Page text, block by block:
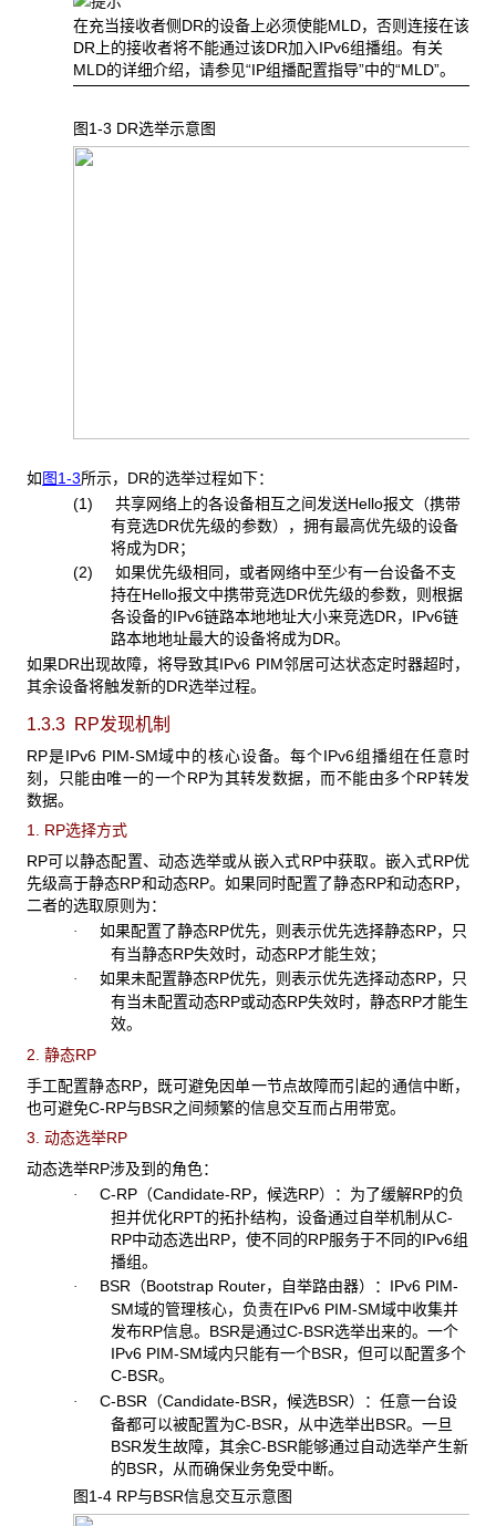
在充当接收者侧DR的设备上必须使能MLD，否则连接在该
DR上的接收者将不能通过该DR加入IPv6组播组。有关
MLD的详细介绍，请参见“IP组播配置指导”中的“MLD”。
图1-3 DR选举示意图
如图1-3所示，DR的选举过程如下：
(1) 共享网络上的各设备相互之间发送Hello报文（携带
有竞选DR优先级的参数），拥有最高优先级的设备
将成为DR；
(2) 如果优先级相同，或者网络中至少有一台设备不支
持在Hello报文中携带竞选DR优先级的参数，则根据
各设备的IPv6链路本地地址大小来竞选DR，IPv6链
路本地地址最大的设备将成为DR。
如果DR出现故障，将导致其IPv6 PIM邻居可达状态定时器超时，
其余设备将触发新的DR选举过程。
1.3.3 RP发现机制
RP是IPv6 PIM-SM域中的核心设备。每个IPv6组播组在任意时
刻，只能由唯一的一个RP为其转发数据，而不能由多个RP转发
数据。
1. RP选择方式
RP可以静态配置、动态选举或从嵌入式RP中获取。嵌入式RP优
先级高于静态RP和动态RP。如果同时配置了静态RP和动态RP，
二者的选取原则为：
· 如果配置了静态RP优先，则表示优先选择静态RP，只
有当静态RP失效时，动态RP才能生效；
· 如果未配置静态RP优先，则表示优先选择动态RP，只
有当未配置动态RP或动态RP失效时，静态RP才能生
效。
2. 静态RP
手工配置静态RP，既可避免因单一节点故障而引起的通信中断，
也可避免C-RP与BSR之间频繁的信息交互而占用带宽。
3. 动态选举RP
动态选举RP涉及到的角色：
· C-RP（Candidate-RP，候选RP）：为了缓解RP的负
担并优化RPT的拓扑结构，设备通过自举机制从C-
RP中动态选出RP，使不同的RP服务于不同的IPv6组
播组。
· BSR（Bootstrap Router，自举路由器）：IPv6 PIM-
SM域的管理核心，负责在IPv6 PIM-SM域中收集并
发布RP信息。BSR是通过C-BSR选举出来的。一个
IPv6 PIM-SM域内只能有一个BSR，但可以配置多个
C-BSR。
· C-BSR（Candidate-BSR，候选BSR）：任意一台设
备都可以被配置为C-BSR，从中选举出BSR。一旦
BSR发生故障，其余C-BSR能够通过自动选举产生新
的BSR，从而确保业务免受中断。
图1-4 RP与BSR信息交互示意图